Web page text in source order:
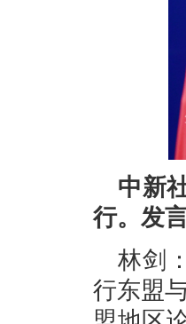
中新
行。发
林剑
行东盟